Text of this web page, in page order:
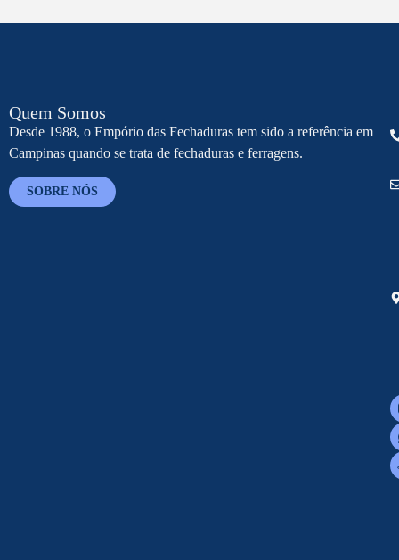
Quem Somos
Desde 1988, o Empório das Fechaduras tem sido a referência em
Campinas quando se trata de fechaduras e ferragens.
SOBRE NÓS